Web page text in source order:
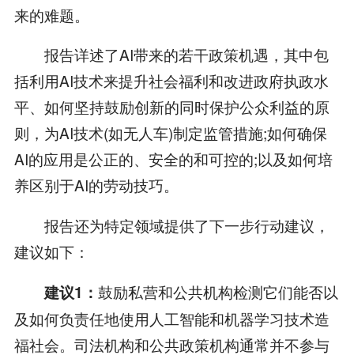
来的难题。
报告详述了AI带来的若干政策机遇，其中包
括利用AI技术来提升社会福利和改进政府执政水
平、如何坚持鼓励创新的同时保护公众利益的原
则，为AI技术(如无人车)制定监管措施;如何确保
AI的应用是公正的、安全的和可控的;以及如何培
养区别于AI的劳动技巧。
报告还为特定领域提供了下一步行动建议，
建议如下：
建议1： 鼓励私营和公共机构检测它们能否以
及如何负责任地使用人工智能和机器学习技术造
福社会。司法机构和公共政策机构通常并不参与